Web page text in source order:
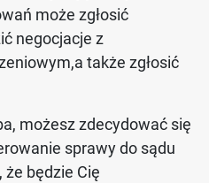
może zgłosić
negocjacje z
także zgłosić
możesz zdecydować się
sprawy do sądu
będzie Cię